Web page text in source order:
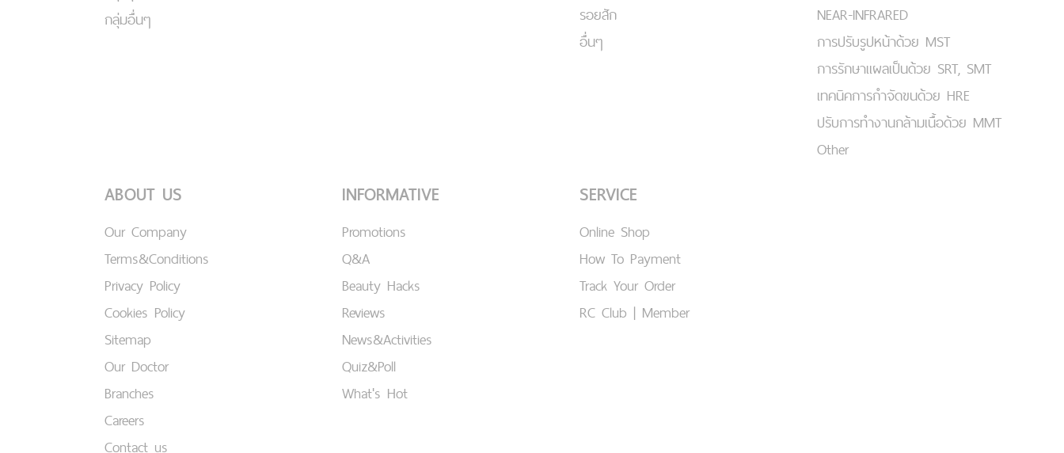
กลุ่มอื่นๆ
รอยสัก
อื่นๆ
NEAR-INFRARED
การปรับรูปหน้าด้วย MST
การรักษาแผลเป็นด้วย SRT, SMT
เทคนิคการกำจัดขนด้วย HRE
ปรับการทำงานกล้ามเนื้อด้วย MMT
Other
ABOUT US
Our Company
Terms&Conditions
Privacy Policy
Cookies Policy
Sitemap
Our Doctor
Branches
Careers
Contact us
INFORMATIVE
Promotions
Q&A
Beauty Hacks
Reviews
News&Activities
Quiz&Poll
What's Hot
SERVICE
Online Shop
How To Payment
Track Your Order
RC Club | Member